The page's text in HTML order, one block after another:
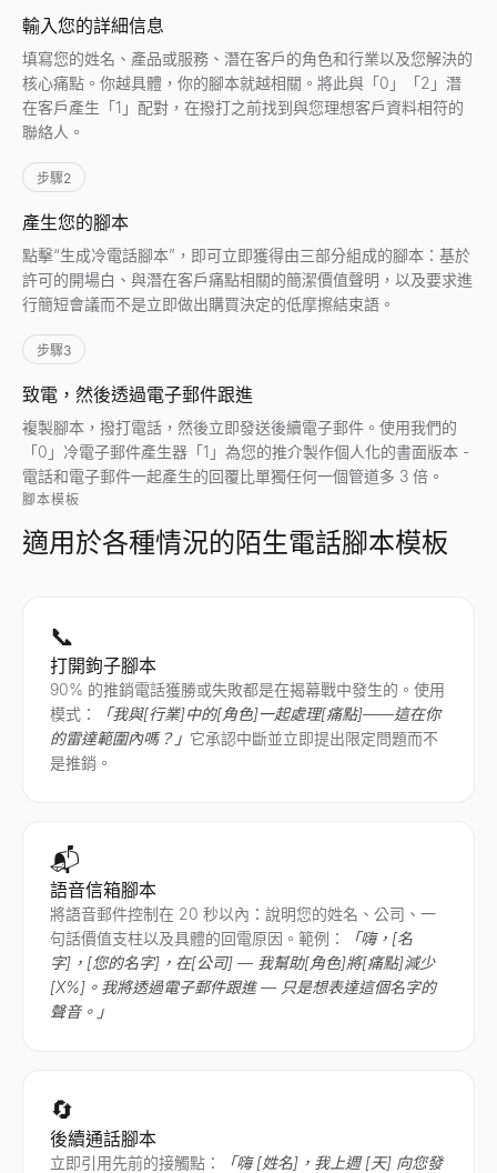
輸入您的詳細信息
填寫您的姓名、產品或服務、潛在客戶的角色和行業以及您解決的
核心痛點。你越具體，你的腳本就越相關。將此與「0」「2」潛
在客戶產生「1」配對，在撥打之前找到與您理想客戶資料相符的
聯絡人。
步驟2
產生您的腳本
點擊“生成冷電話腳本”，即可立即獲得由三部分組成的腳本：基於
許可的開場白、與潛在客戶痛點相關的簡潔價值聲明，以及要求進
行簡短會議而不是立即做出購買決定的低摩擦結束語。
步驟3
致電，然後透過電子郵件跟進
複製腳本，撥打電話，然後立即發送後續電子郵件。使用我們的
「0」冷電子郵件產生器「1」為您的推介製作個人化的書面版本 -
電話和電子郵件一起產生的回覆比單獨任何一個管道多 3 倍。
腳本模板
適用於各種情況的陌生電話腳本模板
📞
打開鉤子腳本
90% 的推銷電話獲勝或失敗都是在揭幕戰中發生的。使用
模式：
「我與[行業]中的[角色]一起處理[痛點]——這在你
的雷達範圍內嗎？」 它承認中斷並立即提出限定問題而不
是推銷。
📬
語音信箱腳本
將語音郵件控制在 20 秒以內：說明您的姓名、公司、一
句話價值支柱以及具體的回電原因。範例：
「嗨，[名
字]，[您的名字]，在[公司] — 我幫助[角色]將[痛點]減少
[X%]。我將透過電子郵件跟進 — 只是想表達這個名字的
聲音。」
🔄
後續通話腳本
立即引用先前的接觸點：
「嗨 [姓名]，我上週 [天] 向您發